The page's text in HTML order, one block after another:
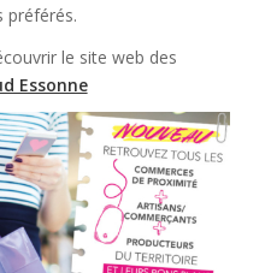
préférés.
le site web des
Essonne